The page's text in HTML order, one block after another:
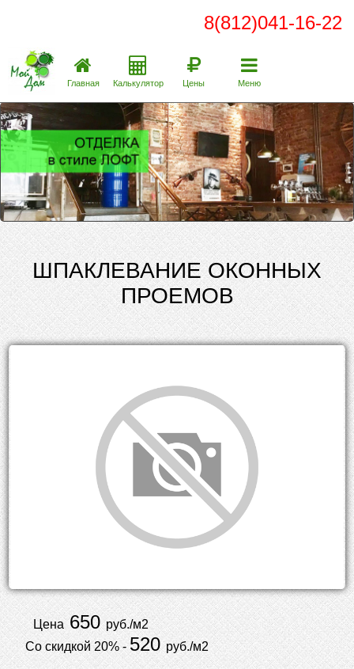
8(812)041-16-22
Главная Калькулятор Цены Меню
ШПАКЛЕВАНИЕ ОКОННЫХ
ПРОЕМОВ
Цена650руб./м2
Со скидкой 20% - 520руб./м2